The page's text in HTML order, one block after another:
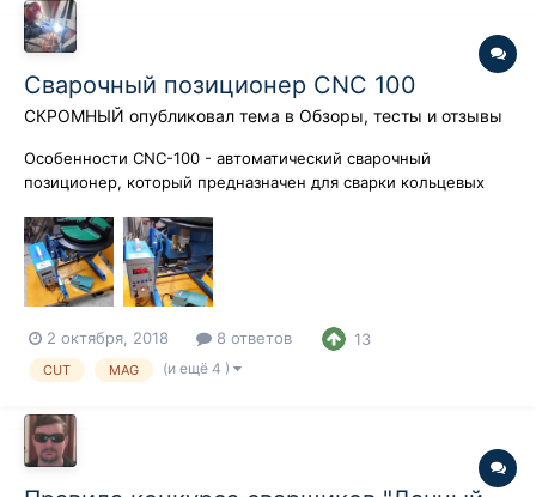
Сварочный позиционер CNC 100
СКРОМНЫЙ опубликовал тема в Обзоры, тесты и отзывы
Особенности CNC-100 - автоматический сварочный
позиционер, который предназначен для сварки кольцевых
400 мм, может разворачиваться на угол от 0 до 90 градусов,
обеспечивая удобный доступ к свариваемым деталям;
Источник: Благодаря шаговому двигат...
2 октября, 2018 8 ответов 13
CUT MAG (и ещё 4 )